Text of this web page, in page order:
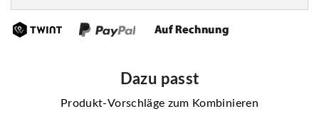
Dazu passt
Produkt-Vorschläge zum Kombinieren